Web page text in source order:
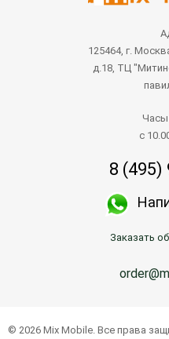
125464, г.
д.18, ТЦ
Часы
с
8 (495)
Заказать
© 2026 Mix Mobile. Все права